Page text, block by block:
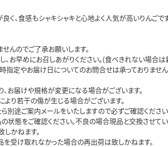
く、食感もシャキシャキと心地よく人気が高いりんごです
んのでご了承お願いします。
お早めにお召しあがりください。(食べきれない場合は
定やお届け日についてのお問合せは承っておりませ
お届けや規格が変更になる場合がございます。
り若干の傷が生じる場合がございます。
別途ご案内メールをいたしますので必ずご確認ください
状態をご確認ください。不良の場合現品と交換させて
かねます。
受け取れなかった場合の再出荷は致しかねます。